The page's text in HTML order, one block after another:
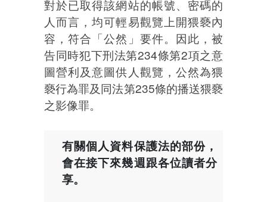
對於已取得該網站的帳號、密碼的
人而言，均可輕易觀覽上開猥褻內
容，符合「公然」要件。因此，被
告同時犯下刑法第234條第2項之意
圖營利及意圖供人觀覽，公然為猥
褻行為罪及同法第235條的播送猥褻
之影像罪。
有關個人資料保護法的部份，
會在接下來幾週跟各位讀者分
享。